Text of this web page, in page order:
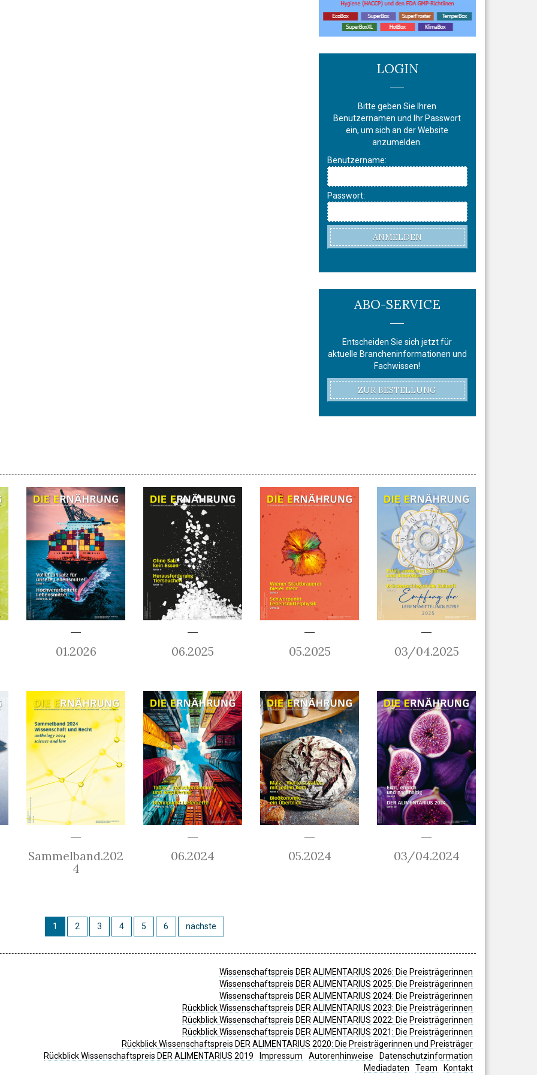
LOGIN
Bitte geben Sie Ihren
Benutzernamen und Ihr Passwort
ein, um sich an der Website
anzumelden.
Benutzername:
Passwort:
ANMELDEN
ABO-SERVICE
Entscheiden Sie sich jetzt für
aktuelle Brancheninformationen und
Fachwissen!
ZUR BESTELLUNG
01.2026 06.2025 05.2025 03/04.2025
Sammelband.202
4
06.2024 05.2024 03/04.2024
1 2 3 4 5 6 nächste
Wissenschaftspreis DER ALIMENTARIUS 2026: Die Preisträgerinnen
Wissenschaftspreis DER ALIMENTARIUS 2025: Die Preisträgerinnen
Wissenschaftspreis DER ALIMENTARIUS 2024: Die Preisträgerinnen
Rückblick Wissenschaftspreis DER ALIMENTARIUS 2023: Die Preisträgerinnen
Rückblick Wissenschaftspreis DER ALIMENTARIUS 2022: Die Preisträgerinnen
Rückblick Wissenschaftspreis DER ALIMENTARIUS 2021: Die Preisträgerinnen
Rückblick Wissenschaftspreis DER ALIMENTARIUS 2020: Die Preisträgerinnen und Preisträger
Rückblick Wissenschaftspreis DER ALIMENTARIUS 2019
Impressum Autorenhinweise
Datenschutzinformation
Mediadaten
Team Kontakt